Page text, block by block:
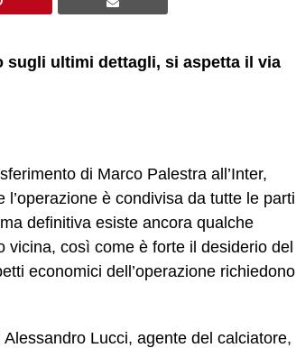
sugli ultimi dettagli, si aspetta il via
di Marco Palestra all’Inter,
è condivisa da tutte le parti
definitiva esiste ancora qualche
vicina, così come è forte il desiderio del
economici dell’operazione richiedono
Lucci, agente del calciatore,